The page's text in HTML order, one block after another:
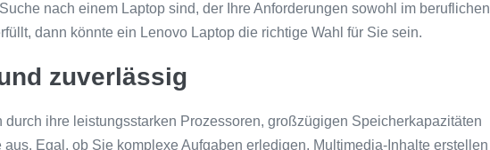
nach einem Laptop sind, der Ihre Anforderungen sowohl im beruflichen
dann könnte ein Lenovo Laptop die richtige Wahl für Sie sein.
zuverlässig
durch ihre leistungsstarken Prozessoren, großzügigen Speicherkapazitäten
Egal, ob Sie komplexe Aufgaben erledigen, Multimedia-Inhalte erstellen